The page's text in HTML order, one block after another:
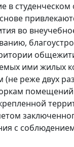
в
во
ими жилых
(не реже двух
помещений
с